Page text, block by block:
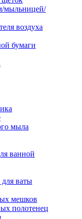
мыльницей/
воздуха
бумаги
мыла
ванной
ваты
мешков
полотенец